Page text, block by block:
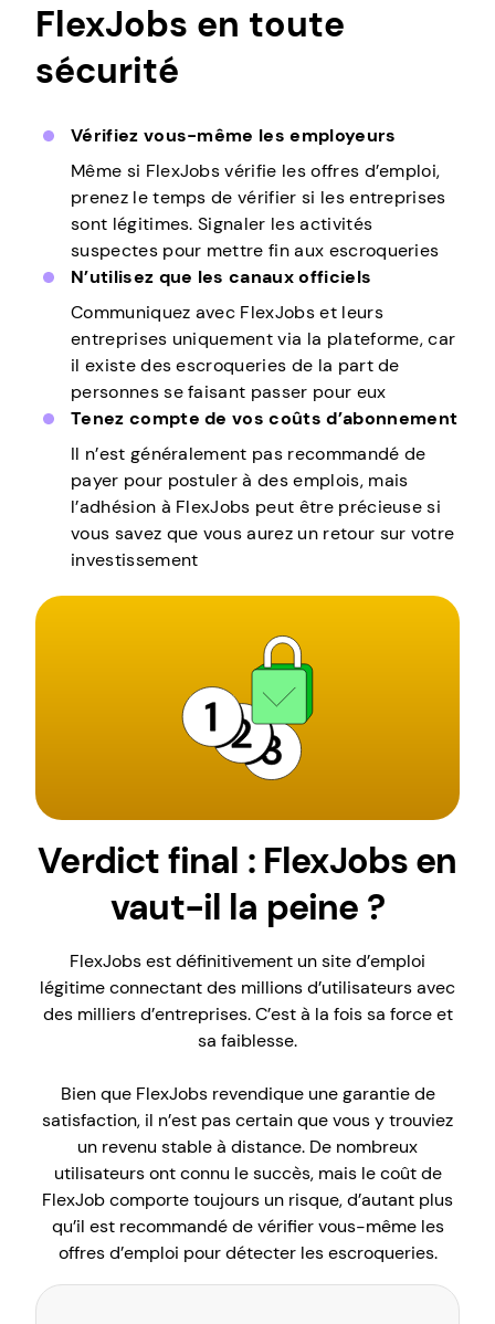
FlexJobs en toute
sécurité
Vérifiez vous-même les employeurs
Même si FlexJobs vérifie les offres d’emploi,
prenez le temps de vérifier si les entreprises
sont légitimes. Signaler les activités
suspectes pour mettre fin aux escroqueries
N’utilisez que les canaux officiels
Communiquez avec FlexJobs et leurs
entreprises uniquement via la plateforme, car
il existe des escroqueries de la part de
personnes se faisant passer pour eux
Tenez compte de vos coûts d’abonnement
Il n’est généralement pas recommandé de
payer pour postuler à des emplois, mais
l’adhésion à FlexJobs peut être précieuse si
vous savez que vous aurez un retour sur votre
investissement
Verdict final : FlexJobs en
vaut-il la peine ?
FlexJobs est définitivement un site d’emploi
légitime connectant des millions d’utilisateurs avec
des milliers d’entreprises. C’est à la fois sa force et
sa faiblesse.
Bien que FlexJobs revendique une garantie de
satisfaction, il n’est pas certain que vous y trouviez
un revenu stable à distance. De nombreux
utilisateurs ont connu le succès, mais le coût de
FlexJob comporte toujours un risque, d’autant plus
qu’il est recommandé de vérifier vous-même les
offres d’emploi pour détecter les escroqueries.